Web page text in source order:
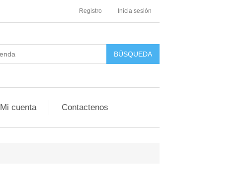
Registro Inicia sesión
Mi cuenta Contactenos